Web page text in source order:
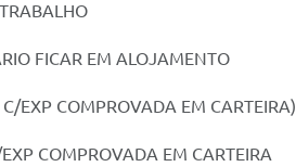
FICAR EM ALOJAMENTO
EXP COMPROVADA EM CARTEIRA)
COMPROVADA EM CARTEIRA